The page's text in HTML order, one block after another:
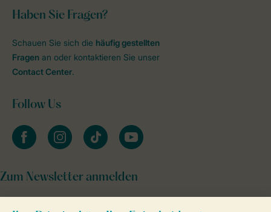
Haben Sie Fragen?
Schauen Sie sich die häufig gestellten
Fragen an oder kontaktieren Sie unser
Contact Center.
Follow Us
facebookinstagramtiktok youtube
Zum Newsletter anmelden